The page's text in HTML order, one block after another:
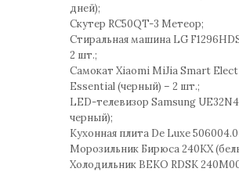
дней);
Скутер RC50QT-3 Метеор;
Стиральная машина LG
2 шт.;
Самокат Xiaomi MiJia Smart
Essential (черный) – 2 шт.;
LED-телевизор Samsung
черный);
Кухонная плита De Luxe
Морозильник Бирюса 240KX
Холодильник BEKO RDSK